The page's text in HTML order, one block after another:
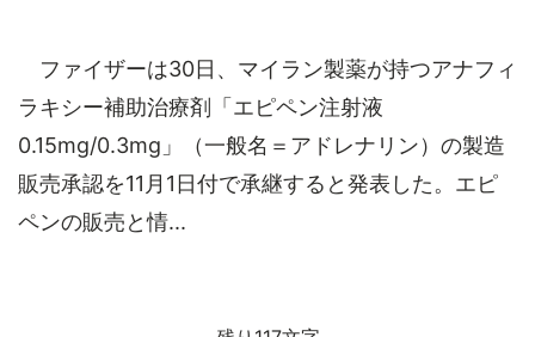
ファイザーは30日、マイラン製薬が持つアナフィ
ラキシー補助治療剤「エピペン注射液
0.15mg/0.3mg」（一般名＝アドレナリン）の製造
販売承認を11月1日付で承継すると発表した。エピ
ペンの販売と情...